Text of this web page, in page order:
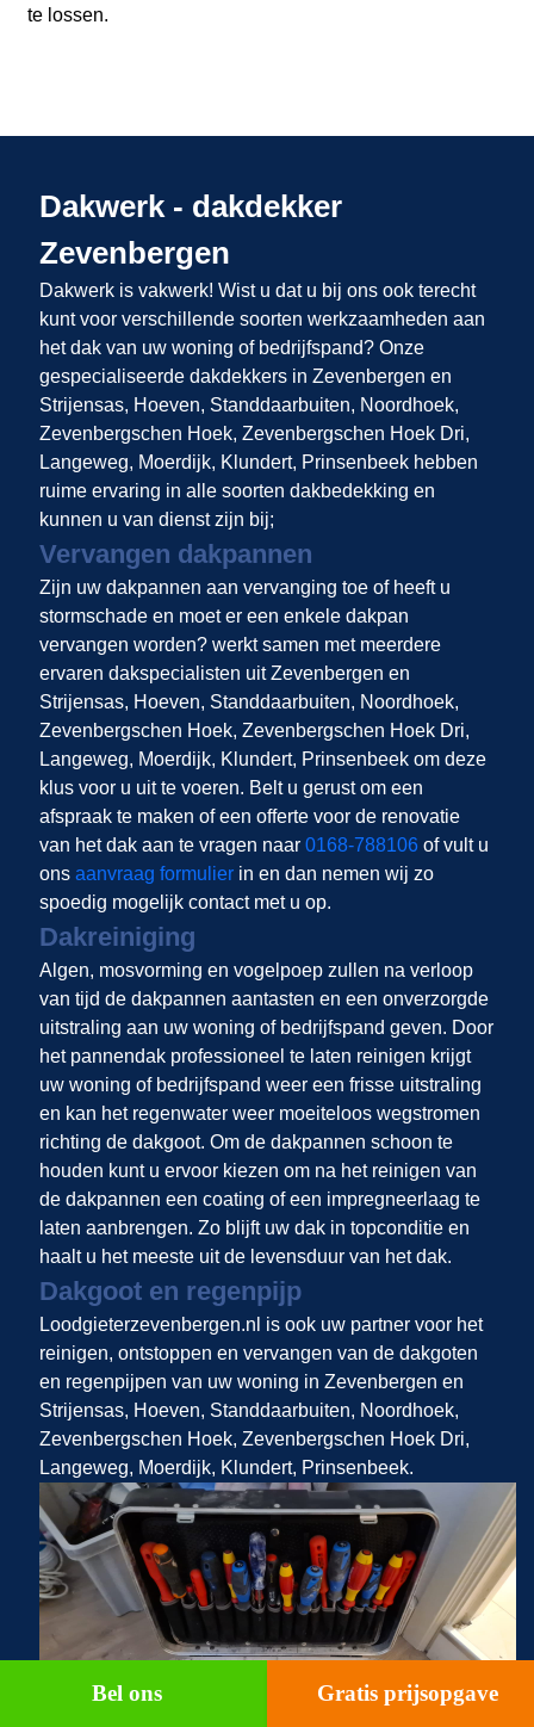
te lossen.
Dakwerk - dakdekker
Zevenbergen
Dakwerk is vakwerk! Wist u dat u bij ons ook terecht
kunt voor verschillende soorten werkzaamheden aan
het dak van uw woning of bedrijfspand? Onze
gespecialiseerde dakdekkers in Zevenbergen en
Strijensas, Hoeven, Standdaarbuiten, Noordhoek,
Zevenbergschen Hoek, Zevenbergschen Hoek Dri,
Langeweg, Moerdijk, Klundert, Prinsenbeek hebben
ruime ervaring in alle soorten dakbedekking en
kunnen u van dienst zijn bij;
Vervangen dakpannen
Zijn uw dakpannen aan vervanging toe of heeft u
stormschade en moet er een enkele dakpan
vervangen worden? werkt samen met meerdere
ervaren dakspecialisten uit Zevenbergen en
Strijensas, Hoeven, Standdaarbuiten, Noordhoek,
Zevenbergschen Hoek, Zevenbergschen Hoek Dri,
Langeweg, Moerdijk, Klundert, Prinsenbeek om deze
klus voor u uit te voeren. Belt u gerust om een
afspraak te maken of een offerte voor de renovatie
van het dak aan te vragen naar 0168-788106of vult u
ons aanvraag formulierin en dan nemen wij zo
spoedig mogelijk contact met u op.
Dakreiniging
Algen, mosvorming en vogelpoep zullen na verloop
van tijd de dakpannen aantasten en een onverzorgde
uitstraling aan uw woning of bedrijfspand geven. Door
het pannendak professioneel te laten reinigen krijgt
uw woning of bedrijfspand weer een frisse uitstraling
en kan het regenwater weer moeiteloos wegstromen
richting de dakgoot. Om de dakpannen schoon te
houden kunt u ervoor kiezen om na het reinigen van
de dakpannen een coating of een impregneerlaag te
laten aanbrengen. Zo blijft uw dak in topconditie en
haalt u het meeste uit de levensduur van het dak.
Dakgoot en regenpijp
Loodgieterzevenbergen.nl is ook uw partner voor het
reinigen, ontstoppen en vervangen van de dakgoten
en regenpijpen van uw woning in Zevenbergen en
Strijensas, Hoeven, Standdaarbuiten, Noordhoek,
Zevenbergschen Hoek, Zevenbergschen Hoek Dri,
Langeweg, Moerdijk, Klundert, Prinsenbeek.
Bel ons Gratis prijsopgave